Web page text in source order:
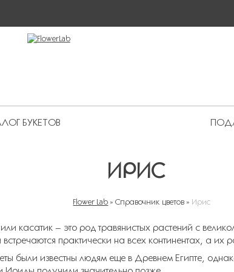
БУКЕТОВ
ИРИС
Flower Lab » Справочник цветов » Ирис
касатик – это род травянистых растений с
практически на всех континентах, а их
были известны людям еще в Древнем Египте,